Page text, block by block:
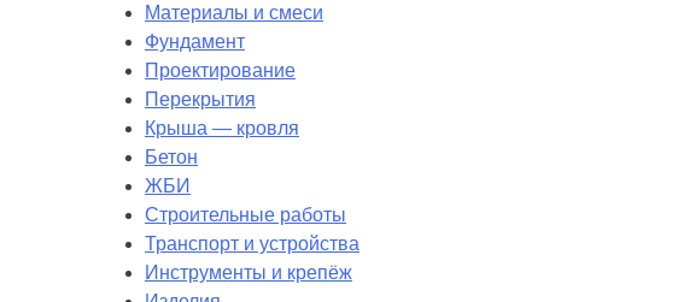
Материалы и смеси
Фундамент
Проектирование
Перекрытия
Крыша — кровля
Бетон
ЖБИ
Строительные работы
Транспорт и устройства
Инструменты и крепёж